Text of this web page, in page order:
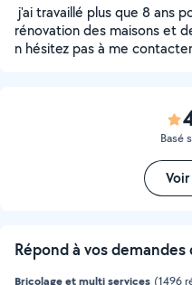
j'ai travaillé plus que 8 ans
rénovation des maisons et
n hésitez pas à me
Basé
Répond à vos demandes
Bricolage et multi services (1496